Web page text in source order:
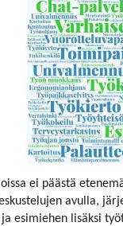
ei päästä
avulla,
esimiehen lisäksi